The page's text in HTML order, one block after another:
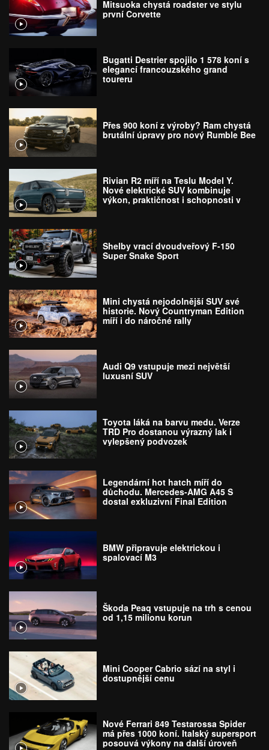
Mitsuoka chystá roadster ve stylu
první Corvette
Bugatti Destrier spojilo 1 578 koní s
elegancí francouzského grand
toureru
Přes 900 koní z výroby? Ram chystá
brutální úpravy pro nový Rumble Bee
Rivian R2 míří na Teslu Model Y.
Nové elektrické SUV kombinuje
výkon, praktičnost i schopnosti v
Shelby vrací dvoudveřový F-150
Super Snake Sport
Mini chystá nejodolnější SUV své
historie. Nový Countryman Edition
míří i do náročné rally
Audi Q9 vstupuje mezi největší
luxusní SUV
Toyota láká na barvu medu. Verze
TRD Pro dostanou výrazný lak i
vylepšený podvozek
Legendární hot hatch míří do
důchodu. Mercedes-AMG A45 S
dostal exkluzivní Final Edition
BMW připravuje elektrickou i
spalovací M3
Škoda Peaq vstupuje na trh s cenou
od 1,15 milionu korun
Mini Cooper Cabrio sází na styl i
dostupnější cenu
Nové Ferrari 849 Testarossa Spider
má přes 1000 koní. Italský supersport
posouvá výkony na další úroveň